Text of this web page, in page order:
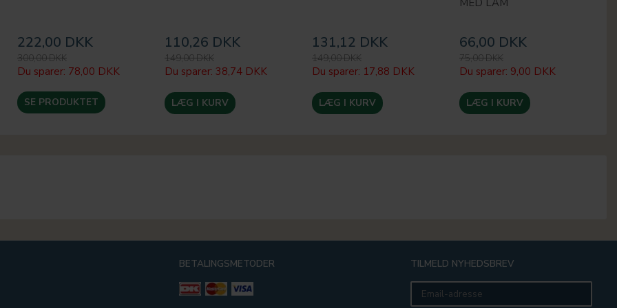
222,00 DKK
300,00 DKK
Du sparer: 78,00 DKK
SE PRODUKTET
110,26 DKK
149,00 DKK
Du sparer: 38,74 DKK
LÆG I KURV
131,12 DKK
149,00 DKK
Du sparer: 17,88 DKK
LÆG I KURV
66,00 DKK
75,00 DKK
Du sparer: 9,00 DKK
LÆG I KURV
BETALINGSMETODER
TILMELD NYHEDSBREV
Email-
adresse